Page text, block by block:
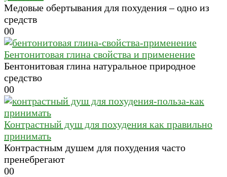
Медовые обертывания для похудения – одно из
средств
00
Бентонитовая глина свойства и применение
Бентонитовая глина натуральное природное
средство
00
Контрастный душ для похудения как правильно
принимать
Контрастным душем для похудения часто
пренебрегают
00